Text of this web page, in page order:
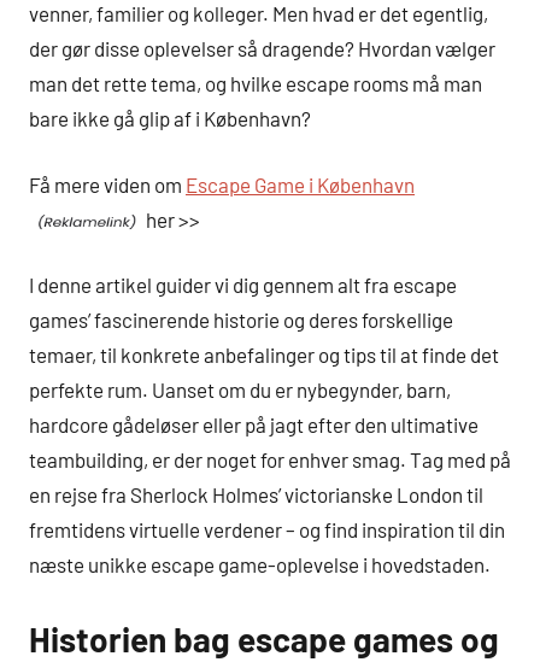
venner, familier og kolleger. Men hvad er det egentlig,
der gør disse oplevelser så dragende? Hvordan vælger
man det rette tema, og hvilke escape rooms må man
bare ikke gå glip af i København?
Få mere viden om Escape Game i København
her >>
I denne artikel guider vi dig gennem alt fra escape
games’ fascinerende historie og deres forskellige
temaer, til konkrete anbefalinger og tips til at finde det
perfekte rum. Uanset om du er nybegynder, barn,
hardcore gådeløser eller på jagt efter den ultimative
teambuilding, er der noget for enhver smag. Tag med på
en rejse fra Sherlock Holmes’ victorianske London til
fremtidens virtuelle verdener – og find inspiration til din
næste unikke escape game-oplevelse i hovedstaden.
Historien bag escape games og